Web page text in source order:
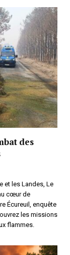
des
et les Landes, Le
cœur de
Écureuil, enquête
les missions
flammes.